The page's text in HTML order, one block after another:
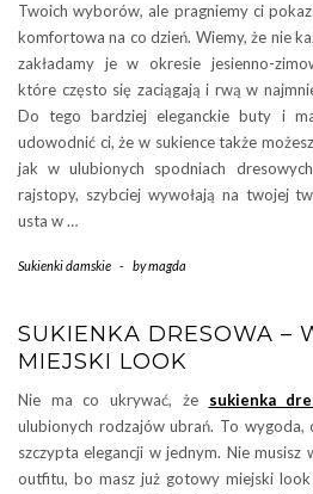
Twoich wyborów, ale pragniemy ci
komfortowa na co dzień. Wiemy, że nie
zakładamy je w okresie jesienno-
które często się zaciągają i rwą w
Do tego bardziej eleganckie buty i
udowodnić ci, że w sukience także
jak w ulubionych spodniach
rajstopy, szybciej wywołają na twojej
usta w …
Sukienki damskie - bymagda
SUKIENKA DRESOWA –
MIEJSKI LOOK
Nie ma co ukrywać, że sukienka
ulubionych rodzajów ubrań. To wygoda,
szczypta elegancji w jednym. Nie
outfitu, bo masz już gotowy miejski